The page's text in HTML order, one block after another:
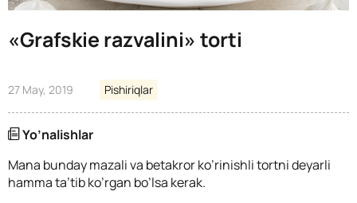
«Grafskie razvalini» torti
27 May, 2019 Pishiriqlar
Yo’nalishlar
Mana bunday mazali va betakror ko’rinishli tortni deyarli
hamma ta’tib ko’rgan bo’lsa kerak.